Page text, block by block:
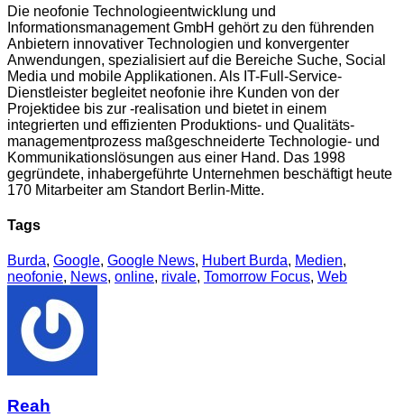
Die neofonie Technologieentwicklung und
Informationsmanagement GmbH gehört zu den führenden
Anbietern innovativer Technologien und konvergenter
Anwendungen, spezialisiert auf die Bereiche Suche, Social
Media und mobile Applikationen. Als IT-Full-Service-
Dienstleister begleitet neofonie ihre Kunden von der
Projektidee bis zur -realisation und bietet in einem
integrierten und effizienten Produktions- und Qualitäts-
managementprozess maßgeschneiderte Technologie- und
Kommunikationslösungen aus einer Hand. Das 1998
gegründete, inhabergeführte Unternehmen beschäftigt heute
170 Mitarbeiter am Standort Berlin-Mitte.
Tags
Burda, Google, Google News, Hubert Burda, Medien,
neofonie, News, online, rivale, Tomorrow Focus, Web
Reah